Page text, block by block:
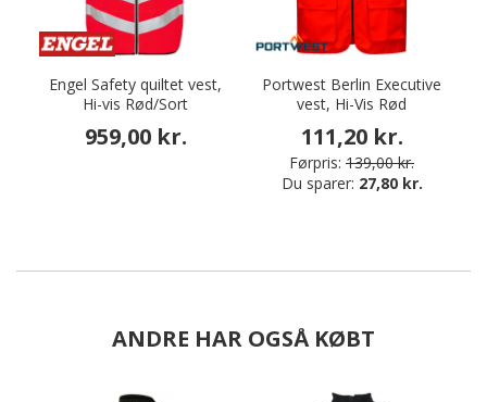
Engel Safety quiltet vest,
Hi-vis Rød/Sort
959,00 kr.
Portwest Berlin Executive
vest, Hi-Vis Rød
111,20 kr.
Førpris: 139,00 kr.
Du sparer: 27,80 kr.
ANDRE HAR OGSÅ KØBT